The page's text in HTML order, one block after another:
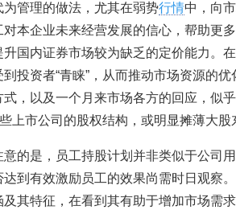
为管理的做法，尤其在弱势行情中，向
对本企业未来经营发展的信心，帮助更
升国内证券市场较为缺乏的定价能力。
投资者“青睐”，从而推动市场资源的
式，以及一个月来市场各方的回应，似
上市公司的股权结构，或明显摊薄大股
意的是，员工持股计划并非类似于公司
达到有效激励员工的效果尚需时日观察
及其特征，在看到其有助于增加市场需